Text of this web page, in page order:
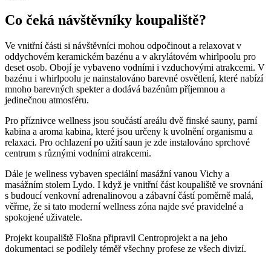
Co čeká návštěvníky koupaliště?
Ve vnitřní části si návštěvníci mohou odpočinout a relaxovat v
oddychovém keramickém bazénu a v akrylátovém whirlpoolu pro
deset osob. Obojí je vybaveno vodními i vzduchovými atrakcemi. V
bazénu i whirlpoolu je nainstalováno barevné osvětlení, které nabízí
mnoho barevných spekter a dodává bazénům příjemnou a
jedinečnou atmosféru.
Pro příznivce wellness jsou součástí areálu dvě finské sauny, parní
kabina a aroma kabina, které jsou určeny k uvolnění organismu a
relaxaci. Pro ochlazení po užití saun je zde instalováno sprchové
centrum s různými vodními atrakcemi.
Dále je wellness vybaven speciální masážní vanou Vichy a
masážním stolem Lydo. I když je vnitřní část koupaliště ve srovnání
s budoucí venkovní adrenalinovou a zábavní částí poměrně malá,
věřme, že si tato moderní wellness zóna najde své pravidelné a
spokojené uživatele.
Projekt koupaliště Flošna připravil Centroprojekt a na jeho
dokumentaci se podílely téměř všechny profese ze všech divizí.